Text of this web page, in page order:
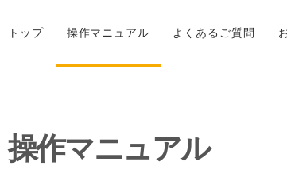
トップ 操作マニュアル よくあるご質問
操作マニュアル